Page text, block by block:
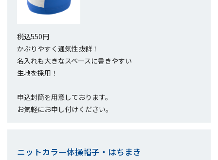
税込550円
かぶりやすく通気性抜群！
名入れも大きなスペースに書きやすい
生地を採用！
申込封筒を用意しております。
お気軽にお申し付けください。
ニットカラー体操帽子・はちまき